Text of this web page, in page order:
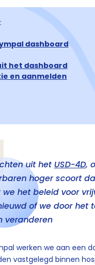
dashboard
het dashboard
en aanmelden
uit het USD-4D,
hoger scoort
het beleid voor
of we door het
veranderen
werken we aan een
vastgelegd binnen